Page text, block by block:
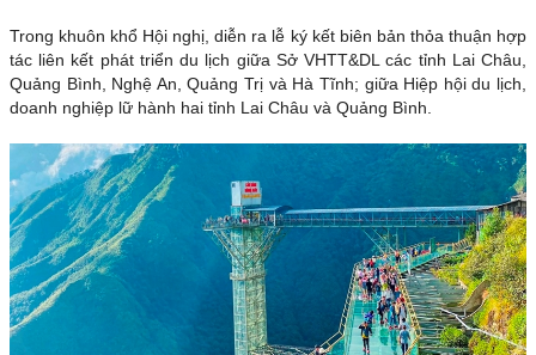
Trong khuôn khổ Hội nghị, diễn ra lễ ký kết biên bản thỏa thuận hợp
tác liên kết phát triển du lịch giữa Sở VHTT&DL các tỉnh Lai Châu,
Quảng Bình, Nghệ An, Quảng Trị và Hà Tĩnh; giữa Hiệp hội du lịch,
doanh nghiệp lữ hành hai tỉnh Lai Châu và Quảng Bình.